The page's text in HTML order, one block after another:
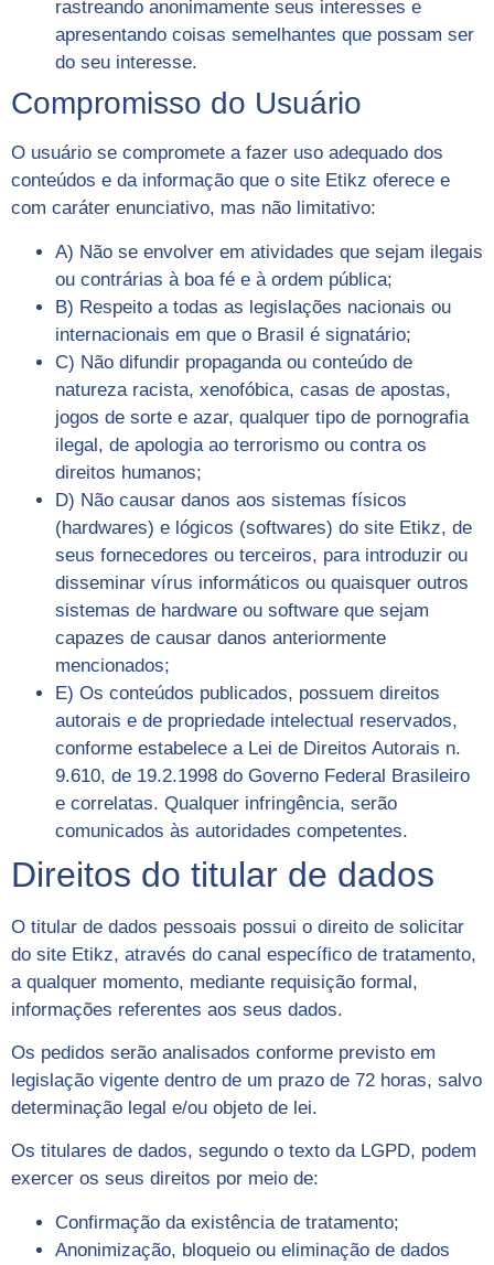
rastreando anonimamente seus interesses e
apresentando coisas semelhantes que possam ser
do seu interesse.
Compromisso do Usuário
O usuário se compromete a fazer uso adequado dos
conteúdos e da informação que o site Etikz oferece e
com caráter enunciativo, mas não limitativo:
A) Não se envolver em atividades que sejam ilegais
ou contrárias à boa fé e à ordem pública;
B) Respeito a todas as legislações nacionais ou
internacionais em que o Brasil é signatário;
C) Não difundir propaganda ou conteúdo de
natureza racista, xenofóbica, casas de apostas,
jogos de sorte e azar, qualquer tipo de pornografia
ilegal, de apologia ao terrorismo ou contra os
direitos humanos;
D) Não causar danos aos sistemas físicos
(hardwares) e lógicos (softwares) do site Etikz, de
seus fornecedores ou terceiros, para introduzir ou
disseminar vírus informáticos ou quaisquer outros
sistemas de hardware ou software que sejam
capazes de causar danos anteriormente
mencionados;
E) Os conteúdos publicados, possuem direitos
autorais e de propriedade intelectual reservados,
conforme estabelece a Lei de Direitos Autorais n.
9.610, de 19.2.1998 do Governo Federal Brasileiro
e correlatas. Qualquer infringência, serão
comunicados às autoridades competentes.
Direitos do titular de dados
O titular de dados pessoais possui o direito de solicitar
do site Etikz, através do canal específico de tratamento,
a qualquer momento, mediante requisição formal,
informações referentes aos seus dados.
Os pedidos serão analisados conforme previsto em
legislação vigente dentro de um prazo de 72 horas, salvo
determinação legal e/ou objeto de lei.
Os titulares de dados, segundo o texto da LGPD, podem
exercer os seus direitos por meio de:
Confirmação da existência de tratamento;
Anonimização, bloqueio ou eliminação de dados